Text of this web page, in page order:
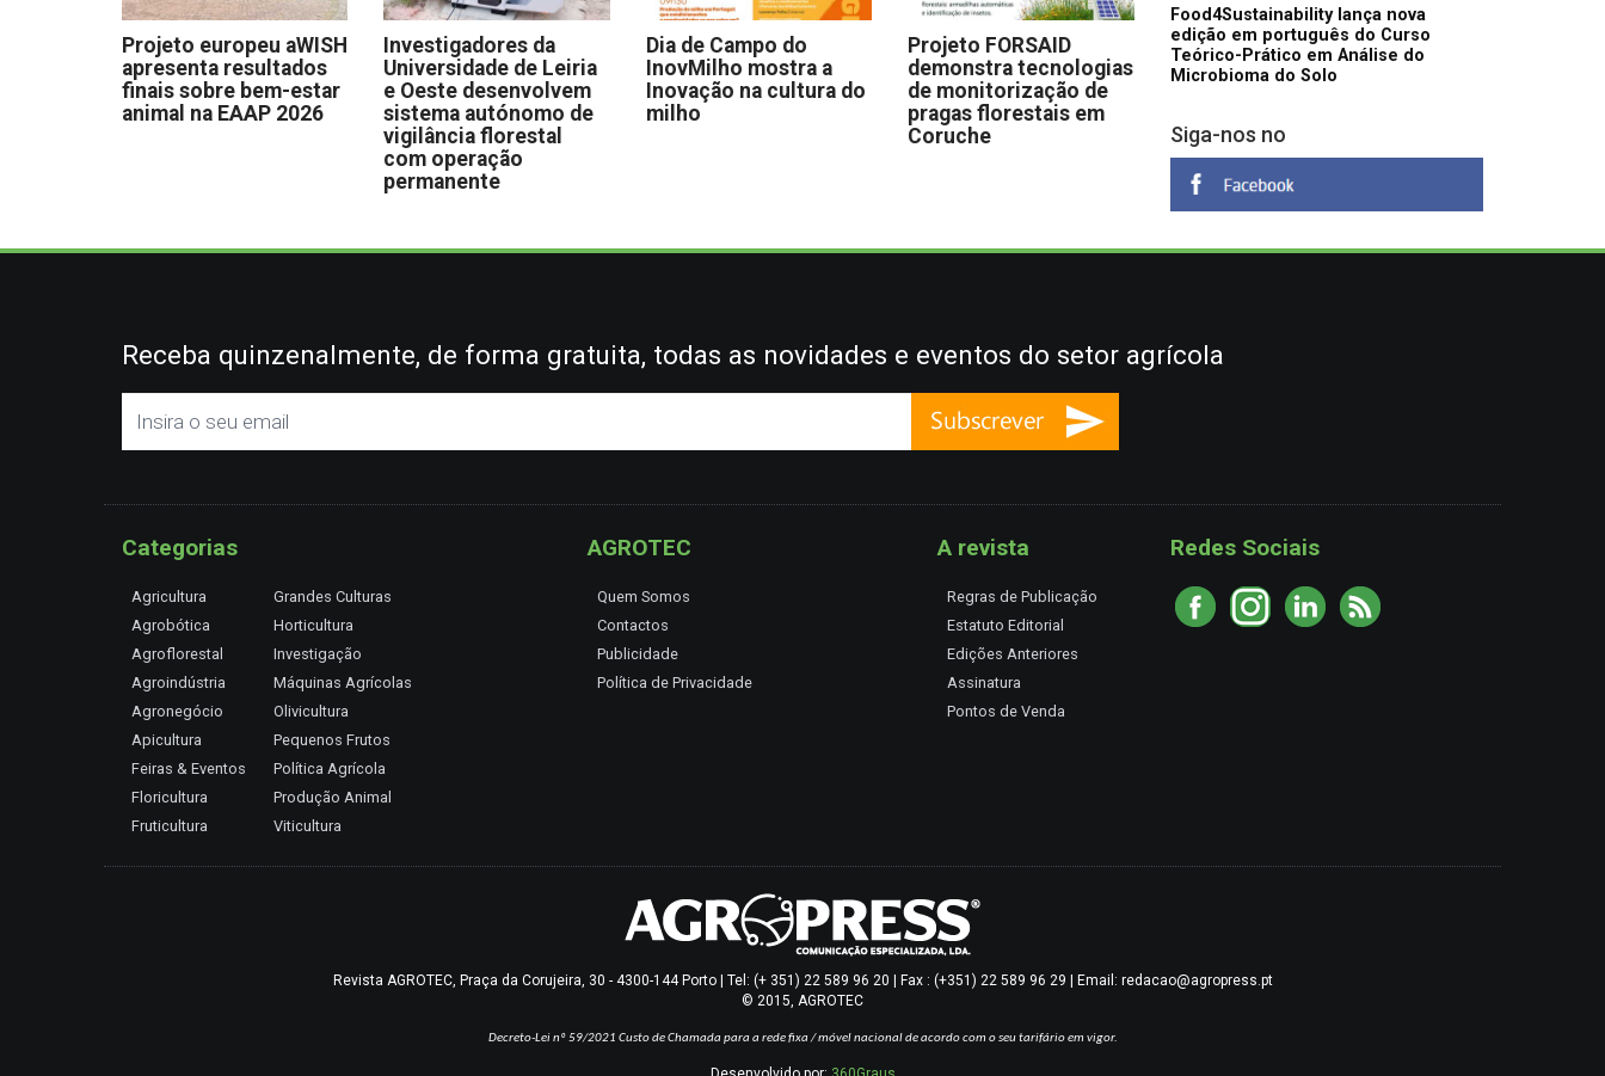
Projeto europeu aWISH
apresenta resultados
finais sobre bem-estar
animal na EAAP 2026
Investigadores da
Universidade de Leiria
e Oeste desenvolvem
sistema autónomo de
vigilância florestal
com operação
permanente
Dia de Campo do
InovMilho mostra a
Inovação na cultura do
milho
Projeto FORSAID
demonstra tecnologias
de monitorização de
pragas florestais em
Coruche
Food4Sustainability lança nova
edição em português do Curso
Teórico-Prático em Análise do
Microbioma do Solo
Siga-nos no
Receba quinzenalmente, de forma gratuita, todas as novidades e eventos do setor agrícola
Categorias
Agricultura
Agrobótica
Agroflorestal
Agroindústria
Agronegócio
Apicultura
Feiras & Eventos
Floricultura
Fruticultura
Grandes Culturas
Horticultura
Investigação
Máquinas Agrícolas
Olivicultura
Pequenos Frutos
Política Agrícola
Produção Animal
Viticultura
AGROTEC
Quem Somos
Contactos
Publicidade
Política de Privacidade
A revista
Regras de Publicação
Estatuto Editorial
Edições Anteriores
Assinatura
Pontos de Venda
Redes Sociais
Revista AGROTEC, Praça da Corujeira, 30 - 4300-144 Porto | Tel: (+ 351) 22 589 96 20 | Fax : (+351) 22 589 96 29 | Email: redacao@agropress.pt
© 2015, AGROTEC
Decreto-Lei nº 59/2021 Custo de Chamada para a rede fixa / móvel nacional de acordo com o seu tarifário em vigor.